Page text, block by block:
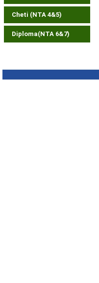
Cheti (NTA 4&5)
Diploma(NTA 6&7)